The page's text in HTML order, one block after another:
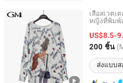
เสื้อสเวต
หญิงที่พิมพ์
US$8.5-
200 ชิ้น
ส่งแบบ
Guangzhou GirMiss Fashion Co.
Guangdong, China